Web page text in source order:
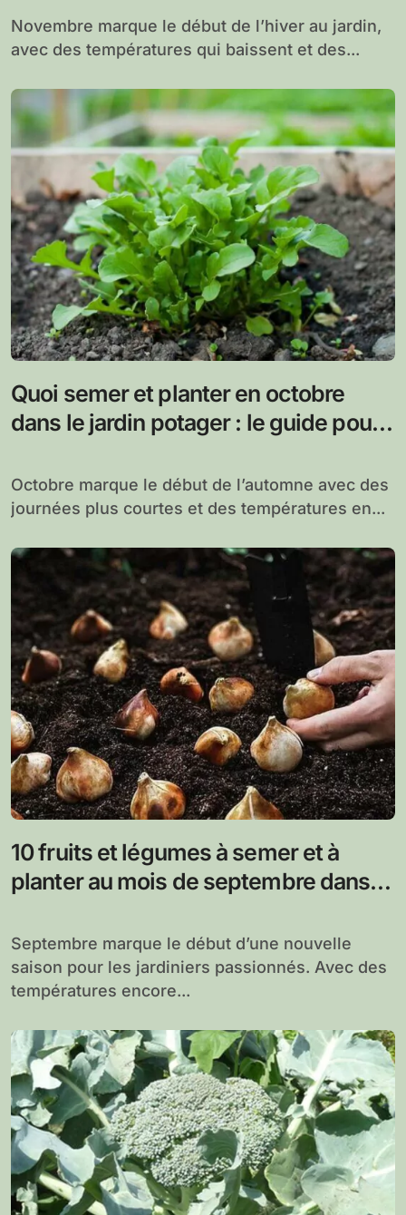
Novembre marque le début de l’hiver au jardin,
avec des températures qui baissent et des...
Quoi semer et planter en octobre
dans le jardin potager : le guide pour
Octobre marque le début de l’automne avec des
journées plus courtes et des températures en...
10 fruits et légumes à semer et à
planter au mois de septembre dans le
Septembre marque le début d’une nouvelle
saison pour les jardiniers passionnés. Avec des
températures encore...